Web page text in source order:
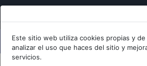
Este sitio web utiliza cookies propias y
analizar el uso que haces del sitio y
servicios.